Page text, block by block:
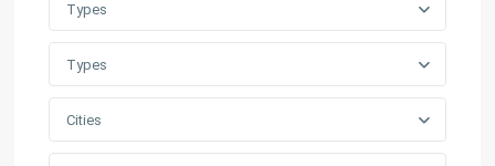
Types
Types
Cities